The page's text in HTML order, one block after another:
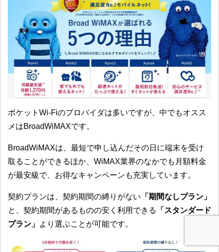
ポケットWi-Fiのプロバイダは多いですが、中でもオスス
メはBroadWiMAXです。
BroadWiMAXは、最短で申し込んだその日に端末を受け
取ることができるほか、WiMAX業界のなかでも月額料金
が最安級で、お得なキャンペーンも充実しています。
契約プランは、契約期間の縛りがない 「期間なしプラン」
と、契約期間があるものの安く利用できる
「スタンダード
プラン」 より選ぶことが可能です。